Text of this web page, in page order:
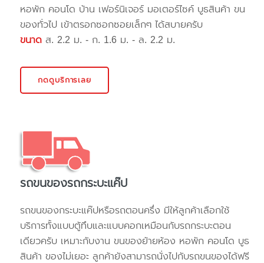
หอพัก คอนโด บ้าน เฟอร์นิเจอร์ มอเตอร์ไซค์ บูธสินค้า ขน
ของทั่วไป เข้าตรอกซอกซอยเล็กๆ ได้สบายครับ
ขนาด ส. 2.2 ม. - ก. 1.6 ม. - ล. 2.2 ม.
กดดูบริการเลย
รถขนของรถกระบะแค๊ป
รถขนของกระบะแค๊ปหรือรถตอนครึ่ง มีให้ลูกค้าเลือกใช้
บริการทั้งแบบตู้ทึบและแบบคอกเหมือนกับรถกระบะตอน
เดียวครับ เหมาะกับงาน ขนของย้ายห้อง หอพัก คอนโด บูธ
สินค้า ของไม่เยอะ ลูกค้ายังสามารถนั่งไปกับรถขนของได้ฟรี